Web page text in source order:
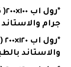
جرام والاستاند
والاستاند بالطباعة ٣.٩٣٠